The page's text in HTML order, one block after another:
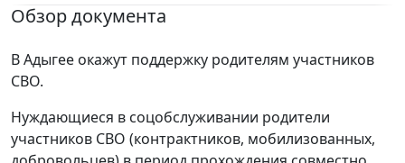
Обзор документа
В Адыгее окажут поддержку родителям участников
СВО.
Нуждающиеся в соцобслуживании родители
участников СВО (контрактников, мобилизованных,